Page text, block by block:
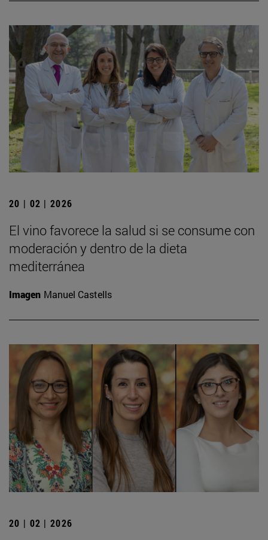
20 | 02 | 2026
El vino favorece la salud si se consume con
moderación y dentro de la dieta
mediterránea
Imagen Manuel Castells
20 | 02 | 2026